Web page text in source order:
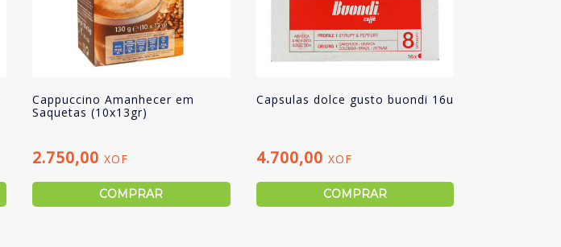
Cappuccino Amanhecer em
Saquetas (10x13gr)
2.750,00 XOF
COMPRAR
Capsulas dolce gusto buondi 16u
4.700,00 XOF
COMPRAR